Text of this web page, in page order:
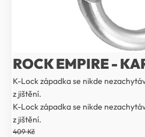
ROCK EMPIRE -
K-Lock západka se nikde
z jištění.
K-Lock západka se nikde
z jištění.
409Kč